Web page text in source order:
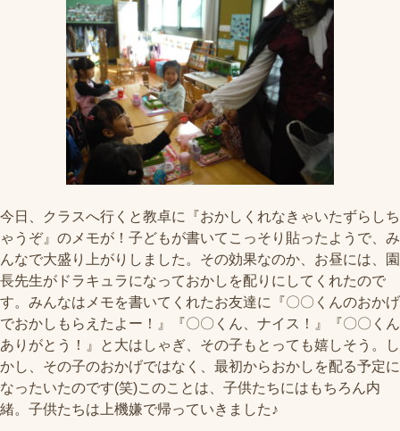
今日、クラスへ行くと教卓に『おかしくれなきゃいたずらしち
ゃうぞ』のメモが！子どもが書いてこっそり貼ったようで、み
んなで大盛り上がりしました。その効果なのか、お昼には、園
長先生がドラキュラになっておかしを配りにしてくれたので
す。みんなはメモを書いてくれたお友達に『〇〇くんのおかげ
でおかしもらえたよー！』『〇〇くん、ナイス！』『〇〇くん
ありがとう！』と大はしゃぎ、その子もとっても嬉しそう。し
かし、その子のおかげではなく、最初からおかしを配る予定に
なったいたのです(笑)このことは、子供たちにはもちろん内
緒。子供たちは上機嫌で帰っていきました♪